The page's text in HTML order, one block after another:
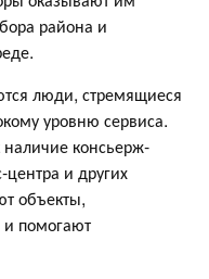
района и
люди, стремящиеся
уровню сервиса.
консьерж-
и других
объекты,
и помогают